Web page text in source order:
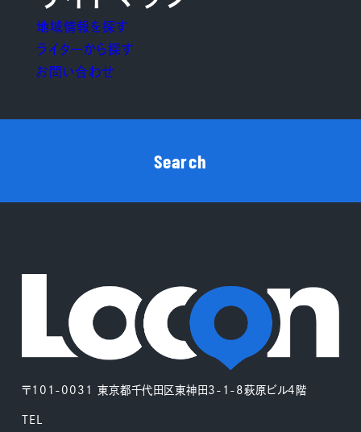
〒101-0031 東京都千代田区東神田3-1-8萩原ビル4階
TEL
地域情報を探す
ライターから探す
お問い合わせ
Search